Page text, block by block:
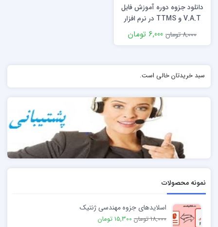
دانلود جزوه دوره آموزش فایل
V.A.T و TTMS در نرم افزار
سپیدار
8,000 تومان 6,000 تومان
سبد خریدتان خالی است.
نمونه محصولات
اسلایدهای جزوه مهندسی ژنتیک
18,000 تومان 15,300 تومان